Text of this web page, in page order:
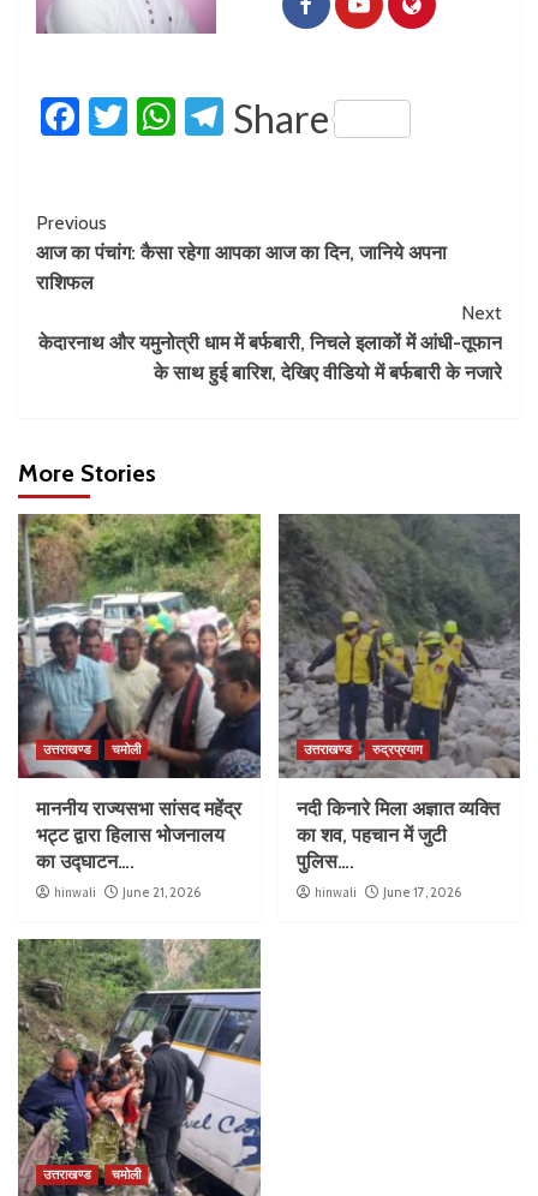
Facebook
Twitter
WhatsApp
Telegram
Share
Previous
आज का पंचांग: कैसा रहेगा आपका आज का दिन, जानिये अपना
राशिफल
Next
केदारनाथ और यमुनोत्री धाम में बर्फबारी, निचले इलाकों में आंधी-तूफान
के साथ हुई बारिश, देखिए वीडियो में बर्फबारी के नजारे
More Stories
उत्तराखण्ड चमोली
माननीय राज्यसभा सांसद महेंद्र
भट्ट द्वारा हिलास भोजनालय
का उद्घाटन….
hinwali June 21, 2026
उत्तराखण्ड रुद्रप्रयाग
नदी किनारे मिला अज्ञात व्यक्ति
का शव, पहचान में जुटी
पुलिस….
hinwali June 17, 2026
उत्तराखण्ड चमोली